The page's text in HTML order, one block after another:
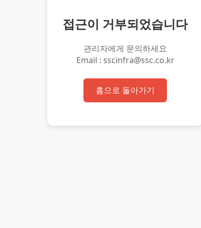
접근이 거부되었습니다
관리자에게 문의하세요
Email : sscinfra@ssc.co.kr
홈으로 돌아가기